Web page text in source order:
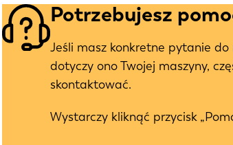
Potrzebujesz
Jeśli masz konkretne pytanie
dotyczy ono Twojej maszyny,
skontaktować.
Wystarczy kliknąć przycisk